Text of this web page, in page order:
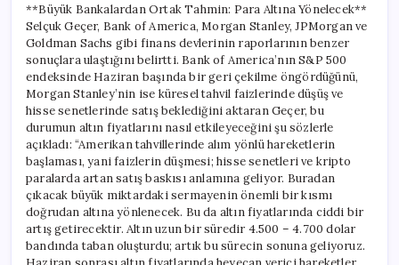
**Büyük Bankalardan Ortak Tahmin: Para Altına Yönelecek**
Selçuk Geçer, Bank of America, Morgan Stanley, JPMorgan ve
Goldman Sachs gibi finans devlerinin raporlarının benzer
sonuçlara ulaştığını belirtti. Bank of America’nın S&P 500
endeksinde Haziran başında bir geri çekilme öngördüğünü,
Morgan Stanley’nin ise küresel tahvil faizlerinde düşüş ve
hisse senetlerinde satış beklediğini aktaran Geçer, bu
durumun altın fiyatlarını nasıl etkileyeceğini şu sözlerle
açıkladı: “Amerikan tahvillerinde alım yönlü hareketlerin
başlaması, yani faizlerin düşmesi; hisse senetleri ve kripto
paralarda artan satış baskısı anlamına geliyor. Buradan
çıkacak büyük miktardaki sermayenin önemli bir kısmı
doğrudan altına yönlenecek. Bu da altın fiyatlarında ciddi bir
artış getirecektir. Altın uzun bir süredir 4.500 – 4.700 dolar
bandında taban oluşturdu; artık bu sürecin sonuna geliyoruz.